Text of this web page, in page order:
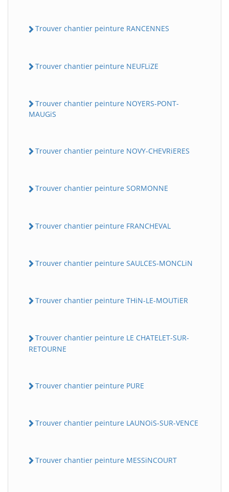
Trouver chantier peinture RANCENNES
Trouver chantier peinture NEUFLiZE
Trouver chantier peinture NOYERS-PONT-
MAUGiS
Trouver chantier peinture NOVY-CHEVRiERES
Trouver chantier peinture SORMONNE
Trouver chantier peinture FRANCHEVAL
Trouver chantier peinture SAULCES-MONCLiN
Trouver chantier peinture THiN-LE-MOUTiER
Trouver chantier peinture LE CHATELET-SUR-
RETOURNE
Trouver chantier peinture PURE
Trouver chantier peinture LAUNOiS-SUR-VENCE
Trouver chantier peinture MESSiNCOURT